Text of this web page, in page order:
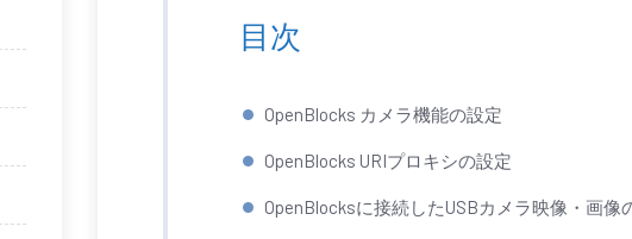
目次
OpenBlocks カメラ機能の設定
OpenBlocks URIプロキシの設定
OpenBlocksに接続したUSBカメラ映像・画像